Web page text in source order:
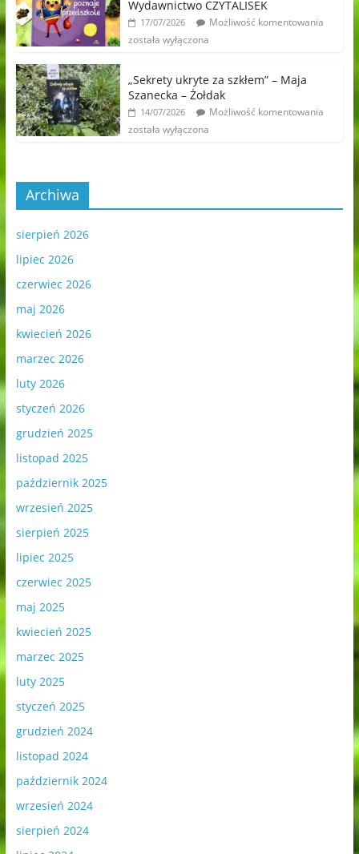
Wydawnictwo CZYTALISEK
17/07/2026
Możliwość komentowania
została wyłączona
„Sekrety ukryte za szkłem” – Maja
Szanecka – Żołdak
14/07/2026
Możliwość komentowania
została wyłączona
Archiwa
sierpień 2026
lipiec 2026
czerwiec 2026
maj 2026
kwiecień 2026
marzec 2026
luty 2026
styczeń 2026
grudzień 2025
listopad 2025
październik 2025
wrzesień 2025
sierpień 2025
lipiec 2025
czerwiec 2025
maj 2025
kwiecień 2025
marzec 2025
luty 2025
styczeń 2025
grudzień 2024
listopad 2024
październik 2024
wrzesień 2024
sierpień 2024